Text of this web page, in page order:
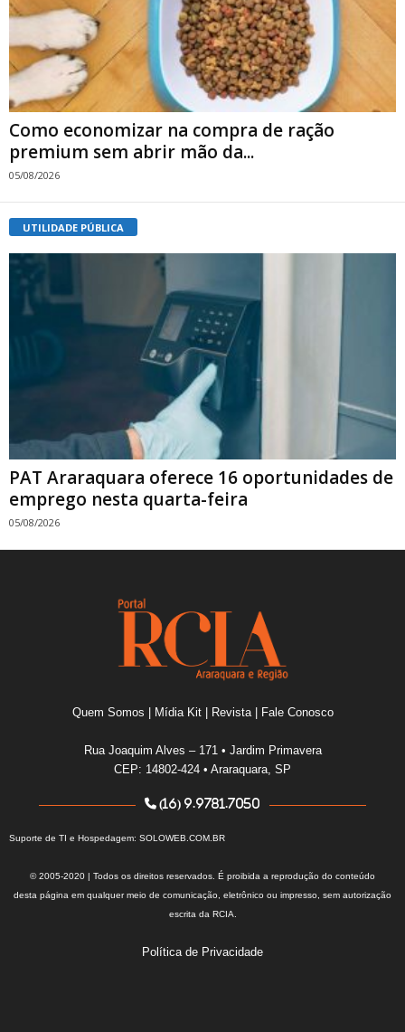
Como economizar na compra de ração
premium sem abrir mão da...
05/08/2026
UTILIDADE PÚBLICA
PAT Araraquara oferece 16 oportunidades de
emprego nesta quarta-feira
05/08/2026
Quem Somos | Mídia Kit| Revista| Fale Conosco
Rua Joaquim Alves – 171 • Jardim Primavera
CEP: 14802-424 • Araraquara, SP
(16) 9.9781.7050
Suporte de TI e Hospedagem: SOLOWEB.COM.BR
© 2005-2020 | Todos os direitos reservados. É proibida a reprodução do conteúdo
desta página em qualquer meio de comunicação, eletrônico ou impresso, sem autorização
escrita da RCIA.
Política de Privacidade